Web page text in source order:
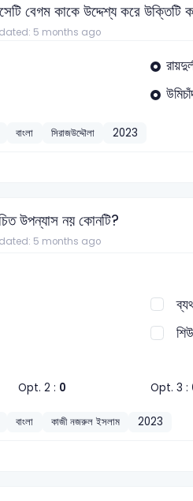
বেগম কাকে উদ্দেশ্য করে উক্তিটি
5 months ago
বাংলা সিরাজউদ্দৌলা 2023
উপন্যাস নয় কোনটি?
5 months ago
Opt. 2 : 0 Opt. 3 :
বাংলা কাজী নজরুল ইসলাম 2023